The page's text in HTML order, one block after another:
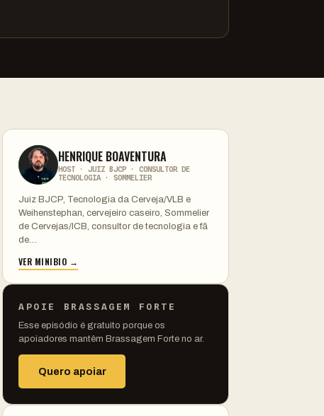
HENRIQUE BOAVENTURA
HOST · JUIZ BJCP · CONSULTOR DE
TECNOLOGIA · SOMMELIER
Juiz BJCP, Tecnologia da Cerveja/VLB e
Weihenstephan, cervejeiro caseiro, Sommelier
de Cervejas/ICB, consultor de tecnologia e fã
de…
VER MINIBIO →
APOIE BRASSAGEM FORTE
Esse episódio é gratuito porque os
apoiadores mantêm Brassagem Forte no ar.
Quero apoiar